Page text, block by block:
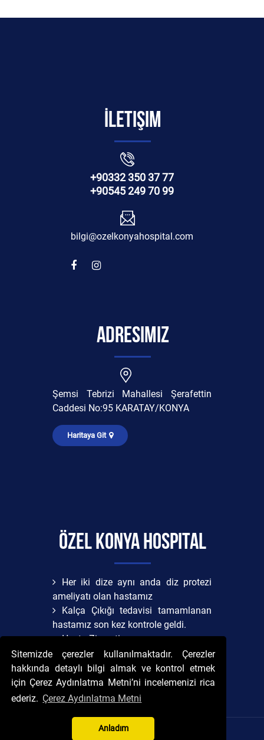
Sitemizde çerezler kullanılmaktadır. Çerezler
hakkında detaylı bilgi almak ve kontrol etmek
için Çerez Aydınlatma Metni’ni incelemenizi rica
ederiz. Çerez Aydınlatma Metni
Anladım
İletişim
+90332 350 37 77
+90545 249 70 99
bilgi@ozelkonyahospital.com
Adresimiz
Şemsi Tebrizi Mahallesi Şerafettin
Caddesi No:95 KARATAY/KONYA
Haritaya Git
Özel Konya Hospital
Her iki dize aynı anda diz protezi
ameliyatı olan hastamız
Kalça Çıkığı tedavisi tamamlanan
hastamız son kez kontrole geldi.
Hasta Ziyareti
Korova Virüs Nasıl Bulaşır?